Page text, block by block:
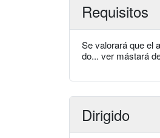
Requisitos
Se valorará que el
do... ver mástará
Dirigido